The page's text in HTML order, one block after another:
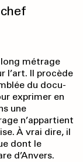
métrage
l’art. Il procède
du docu-
exprimer en
une
n’appartient
À vrai dire, il
dont le
d’Anvers.